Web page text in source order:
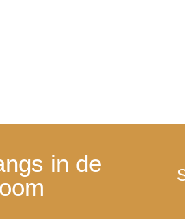
in de